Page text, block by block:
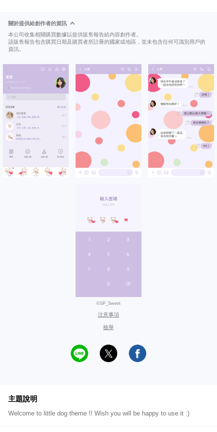
關於提供給創作者的資訊
本公司收集相關購買數據以提供販售報告給內容創作者。
該販售報告包含購買日期及購買者所註冊的國家或地區，並未包含任何可識別用戶的
資訊。
©SP_Sweet
注意事項
檢舉
主題說明
Welcome to little dog theme !! Wish you will be happy to use it :)